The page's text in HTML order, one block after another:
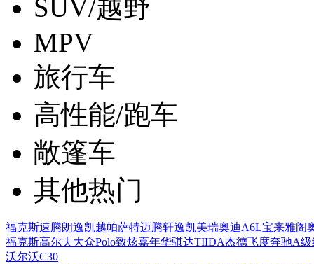
SUV/越野
MPV
旅行车
高性能/跑车
敞篷车
其他热门
福克斯速腾朗逸凯越帕萨特迈腾轩逸凯美瑞奥迪A6L宝来雅阁
福克斯高尔夫大众Polo致炫嘉年华骐达TIIDA杰德飞度奔驰A级
沃尔沃C30